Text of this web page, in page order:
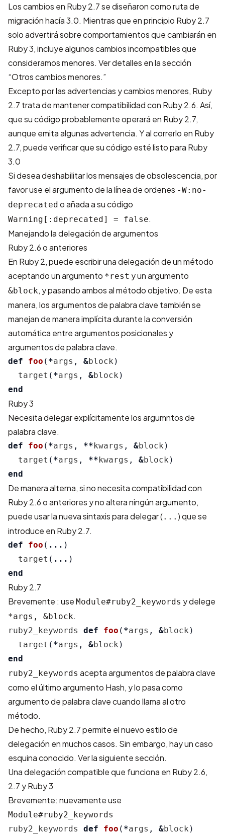
Los cambios en Ruby 2.7 se diseñaron como ruta de
migración hacía 3.0. Mientras que en principio Ruby 2.7
solo advertirá sobre comportamientos que cambiarán en
Ruby 3, incluye algunos cambios incompatibles que
consideramos menores. Ver detalles en la sección
“Otros cambios menores.”
Excepto por las advertencias y cambios menores, Ruby
2.7 trata de mantener compatibilidad con Ruby 2.6. Así,
que su código probablemente operará en Ruby 2.7,
aunque emita algunas advertencia. Y al correrlo en Ruby
2.7, puede verificar que su código esté listo para Ruby
3.0
Si desea deshabilitar los mensajes de obsolescencia, por
favor use el argumento de la línea de ordenes -W:no-
deprecated o añada a su código
Warning[:deprecated] = false.
Manejando la delegación de argumentos
Ruby 2.6 o anteriores
En Ruby 2, puede escribir una delegación de un método
aceptando un argumento *rest y un argumento
&block, y pasando ambos al método objetivo. De esta
manera, los argumentos de palabra clave también se
manejan de manera implícita durante la conversión
automática entre argumentos posicionales y
argumentos de palabra clave.
def foo ( *args , &block )
target ( *args , &block )
end
Ruby 3
Necesita delegar explícitamente los argumntos de
palabra clave.
def foo ( *args , **kwargs , &block )
target ( *args , **kwargs , &block )
end
De manera alterna, si no necesita compatibilidad con
Ruby 2.6 o anteriores y no altera ningún argumento,
puede usar la nueva sintaxis para delegar (... ) que se
introduce en Ruby 2.7.
def foo ( ... )
target ( ... )
end
Ruby 2.7
Brevemente : use Module#ruby2_keywords y delege
*args, &block.
ruby2_keywords def foo ( *args , &block )
target ( *args , &block )
end
ruby2_keywords acepta argumentos de palabra clave
como el último argumento Hash, y lo pasa como
argumento de palabra clave cuando llama al otro
método.
De hecho, Ruby 2.7 permite el nuevo estilo de
delegación en muchos casos. Sin embargo, hay un caso
esquina conocido. Ver la siguiente sección.
Una delegación compatible que funciona en Ruby 2.6,
2.7 y Ruby 3
Brevemente: nuevamente use
Module#ruby2_keywords
ruby2_keywords
def foo ( *args , &block )